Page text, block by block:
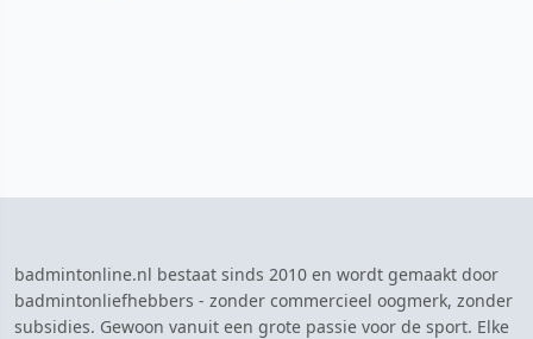
badmintonline.nl bestaat sinds 2010 en wordt gemaakt door
badmintonliefhebbers - zonder commercieel oogmerk, zonder
subsidies. Gewoon vanuit een grote passie voor de sport. Elke